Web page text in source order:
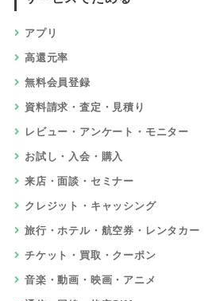
アプリ
高還元率
無料会員登録
資料請求・査定・見積り
レビュー・アンケート・モニター
お試し・入会・購入
来店・面談・セミナー
クレジット・キャッシング
旅行・ホテル・航空券・レンタカー
チケット・買取・クーポン
音楽・動画・映画・アニメ